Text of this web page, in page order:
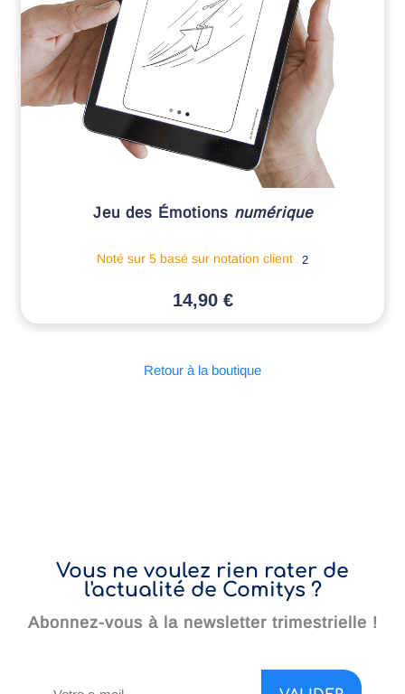
Jeu des Émotions numérique
Noté sur 5 basé sur notation client 2
14,90€
Retour à la boutique
Vous ne voulez rien rater de
l'actualité de Comitys ?
Abonnez-vous à la newsletter trimestrielle !